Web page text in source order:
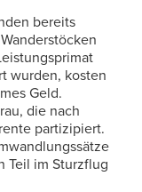
bereits
wurden, kosten
Geld.
die nach
partizipiert.
Teil im Sturzflug